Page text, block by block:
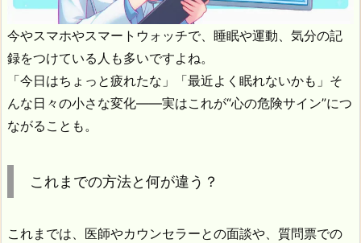
今やスマホやスマートウォッチで、睡眠や運動、気分の記
録をつけている人も多いですよね。
「今日はちょっと疲れたな」「最近よく眠れないかも」そ
んな日々の小さな変化――実はこれが“心の危険サイン”につ
ながることも。
これまでの方法と何が違う？
これまでは、医師やカウンセラーとの面談や、質問票での